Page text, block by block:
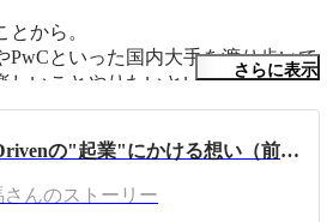
から。
PwCといった国内大手を渡り歩いて
しいことやりたいという強い意志で
さらに表示
FavoriteDrivenの"起業"にかける想い（前編）
んのストーリー